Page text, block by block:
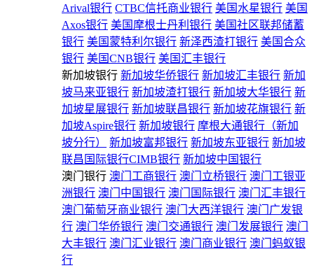
Arival银行 CTBC信托商业银行 美国水星银行 美国
Axos银行 美国摩根士丹利银行 美国社区联邦储蓄
银行 美国蒙特利尔银行 新泽西渣打银行 美国合众
银行 美国CNB银行 美国汇丰银行
新加坡银行 新加坡华侨银行 新加坡汇丰银行 新加
坡马来亚银行 新加坡渣打银行 新加坡大华银行 新
加坡星展银行 新加坡联昌银行 新加坡花旗银行 新
加坡Aspire银行 新加坡银行 摩根大通银行（新加
坡分行）
新加坡富邦银行 新加坡东亚银行 新加坡
联昌国际银行CIMB银行 新加坡中国银行
澳门银行 澳门工商银行 澳门立桥银行 澳门工银亚
洲银行 澳门中国银行 澳门国际银行 澳门汇丰银行
澳门葡萄牙商业银行 澳门大西洋银行 澳门广发银
行 澳门华侨银行 澳门交通银行 澳门发展银行 澳门
大丰银行 澳门汇业银行 澳门商业银行 澳门蚂蚁银
行